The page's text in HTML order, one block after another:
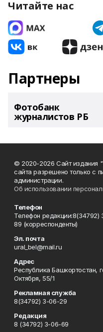
Читайте нас
Партнеры
Фотобанк
журналистов РБ
© 2020-2026 Сайт издания
сайта разрешено только с
администрации.
Об использовании
Телефон
Телефон редакции:8(34792)
89 (корреспонденты)
Эл. почта
ural_bel@mail.ru
Адрес
Республика Башкортостан,
Октября, 55/1
Рекламная служба
8(34792) 3-06-29
Редакция
8 (34792) 3-06-69